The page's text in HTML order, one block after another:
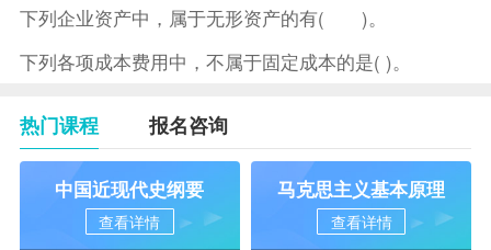
下列企业资产中，属于无形资产的有( )。
下列各项成本费用中，不属于固定成本的是( )。
热门课程 报名咨询
中国近现代史纲要
查看详情
马克思主义基本原理
查看详情